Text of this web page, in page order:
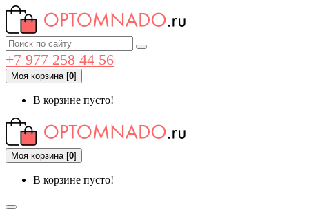
+7 977 258 44 56
Моя корзина[0]
В корзине пусто!
Моя корзина[0]
В корзине пусто!